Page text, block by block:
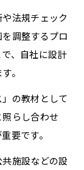
法規チェック
調整するプロ
、自社に設計
。
の教材として
らし合わせ
要です。
施設などの設